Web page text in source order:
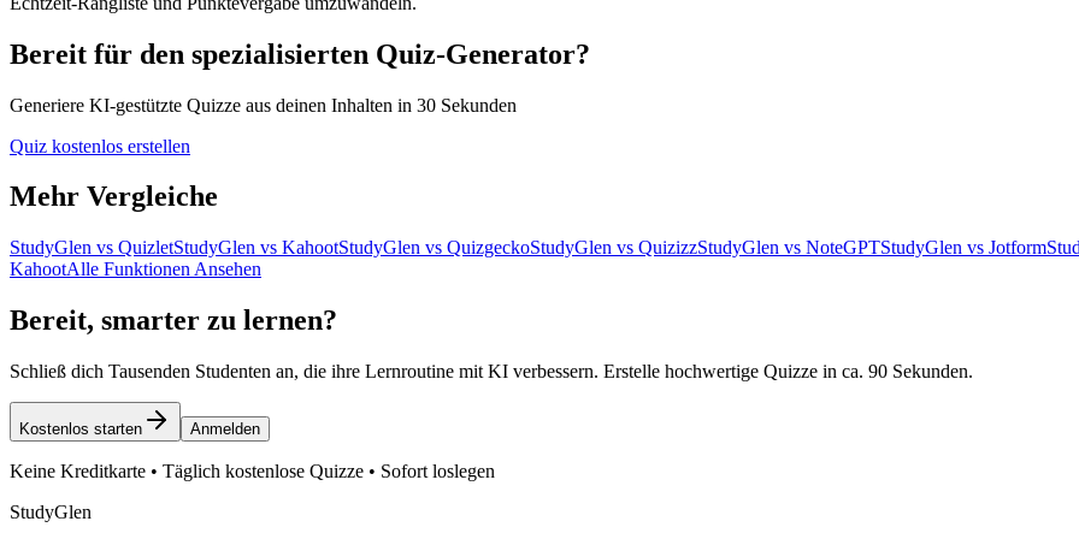
Bereit für den spezialisierten Quiz-Generator?
Generiere KI-gestützte Quizze aus deinen Inhalten in 30 Sekunden
Quiz kostenlos erstellen
Mehr Vergleiche
StudyGlen vs QuizletStudyGlen vs KahootStudyGlen vs QuizgeckoStudyGlen vs QuizizzStudyGlen vs NoteGPTStudyGlen vs Jotform
KahootAlle Funktionen Ansehen
Bereit, smarter zu lernen?
Schließ dich Tausenden Studenten an, die ihre Lernroutine mit KI verbessern. Erstelle hochwertige Quizze in ca. 90 Sekunden.
Kostenlos starten Anmelden
Keine Kreditkarte • Täglich kostenlose Quizze • Sofort loslegen
StudyGlen